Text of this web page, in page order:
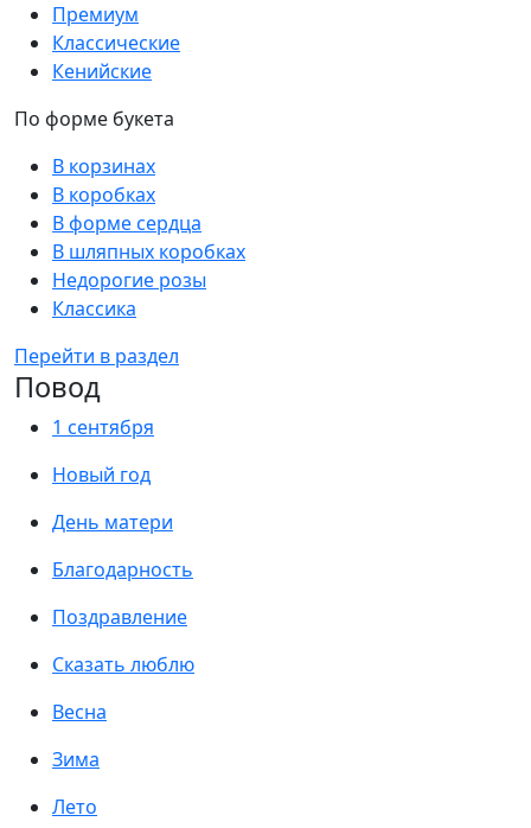
Премиум
Классические
Кенийские
По форме букета
В корзинах
В коробках
В форме сердца
В шляпных коробках
Недорогие розы
Классика
Перейти в раздел
Повод
1 сентября
Новый год
День матери
Благодарность
Поздравление
Сказать люблю
Весна
Зима
Лето